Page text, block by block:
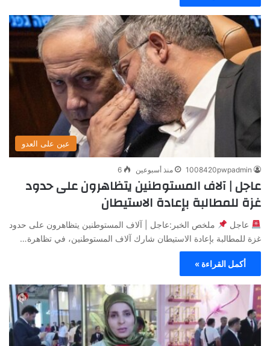
عين على العدو
1008420pwpadmin منذ أسبوعين 6
عاجل | آلاف المستوطنين يتظاهرون على حدود
غزة للمطالبة بإعادة الاستيطان
عاجل
ملخص الخبر:عاجل | آلاف المستوطنين يتظاهرون على حدود
غزة للمطالبة بإعادة الاستيطان شارك آلاف المستوطنين، في تظاهرة…
أكمل القراءة »